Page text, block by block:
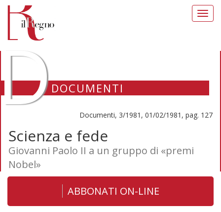
DOCUMENTI
Documenti, 3/1981, 01/02/1981, pag. 127
Scienza e fede
Giovanni Paolo II a un gruppo di «premi
Nobel»
ABBONATI ON-LINE